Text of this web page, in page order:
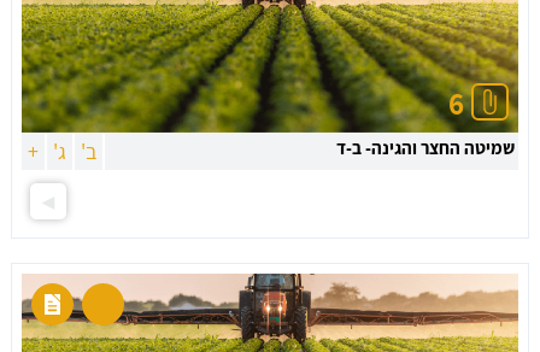
6
שמיטה החצר והגינה- ב-ד ב' ג' +